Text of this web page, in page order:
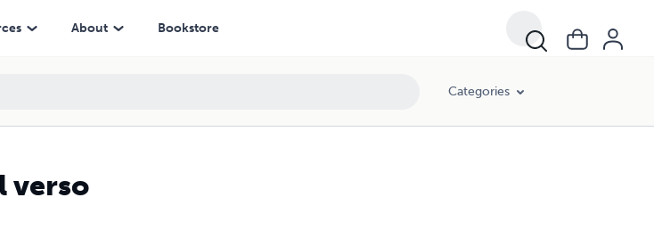
About Bookstore
Categories
verso